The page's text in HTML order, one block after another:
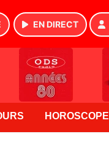
EN DIRECT
HOROSCOPE